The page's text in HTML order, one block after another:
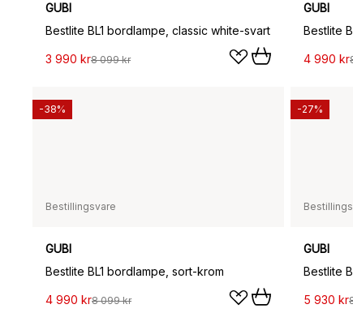
GUBI
Bestlite BL1 bordlampe, classic white-svart
3 990 kr8 099 kr
GUBI
Bestlite
4 990 kr
Bestillingsvare
GUBI
Bestlite BL1 bordlampe, sort-krom
4 990 kr8 099 kr
-38%
GUBI
Bestlite
5 930 kr
-27%